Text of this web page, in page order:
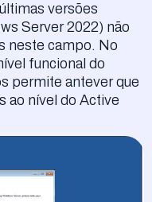
versões
Server 2022) não
neste campo. No
funcional do
permite antever que
ao nível do Active